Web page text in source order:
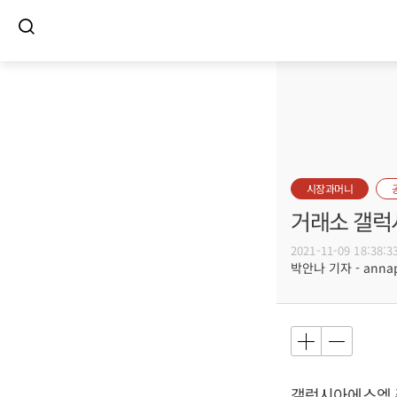
시장과머니
거래소 갤
2021-11-09
박안나 기자 -